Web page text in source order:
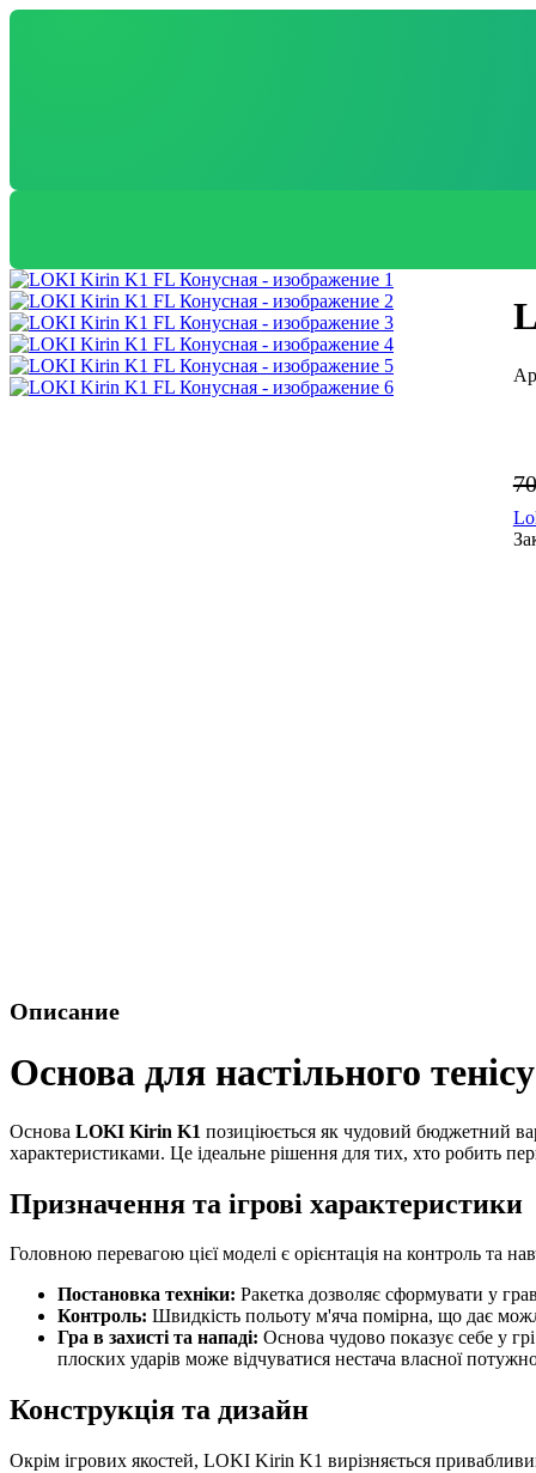
Описание
Основа для настільного
Основа LOKI Kirin K1 позиціюється як чудовий бюджетний
характеристиками. Це ідеальне рішення для тих, хто робить
Призначення та ігрові характеристики
Головною перевагою цієї моделі є орієнтація на контроль та
Постановка техніки: Ракетка дозволяє сформувати у
Контроль: Швидкість польоту м'яча помірна, що дає
Гра в захисті та нападі: Основа чудово показує себе у
плоских ударів може відчуватися нестача власної
Конструкція та дизайн
Окрім ігрових якостей, LOKI Kirin K1 вирізняється